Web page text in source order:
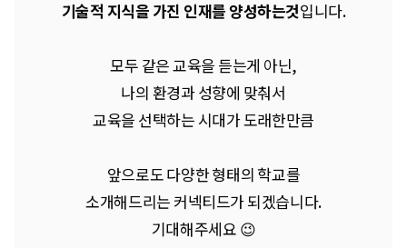
기술적 지식을 가진 인재를 양성하는것입니다.
모두 같은 교육을 듣는게 아닌,
나의 환경과 성향에 맞춰서
교육을 선택하는 시대가 도래한만큼
앞으로도 다양한 형태의 학교를
소개해드리는 커넥티드가 되겠습니다.
기대해주세요 😉